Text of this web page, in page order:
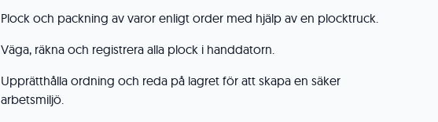
Plock och packning av varor enligt order med hjälp av en plocktruck.
Väga, räkna och registrera alla plock i handdatorn.
Upprätthålla ordning och reda på lagret för att skapa en säker
arbetsmiljö.